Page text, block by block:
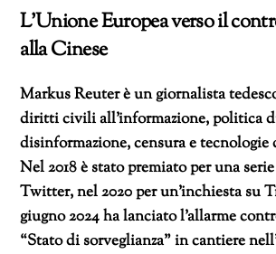
L’Unione Europea verso il
alla Cinese
Markus Reuter è un giornalista
diritti civili all’informazione, politica
disinformazione, censura e tecnologie
Nel 2018 è stato premiato per una
Twitter, nel 2020 per un’inchiesta su
giugno 2024 ha lanciato l’allarme
“Stato di sorveglianza” in cantiere